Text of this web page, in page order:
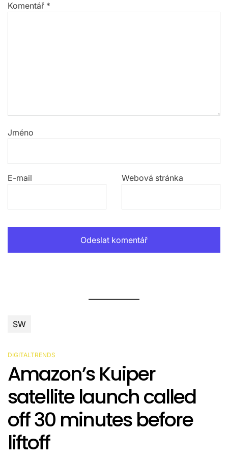
Komentář *
Jméno
E-mail Webová stránka
SW
POSTED
IN
DIGITALTRENDS
Amazon’s Kuiper
satellite launch called
off 30 minutes before
liftoff